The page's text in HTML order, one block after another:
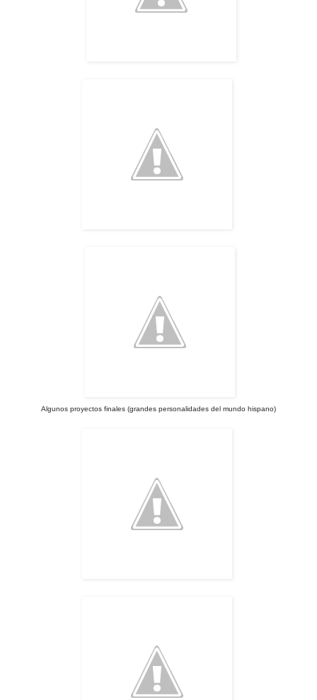
Algunos proyectos finales (grandes personalidades del mundo hispano)